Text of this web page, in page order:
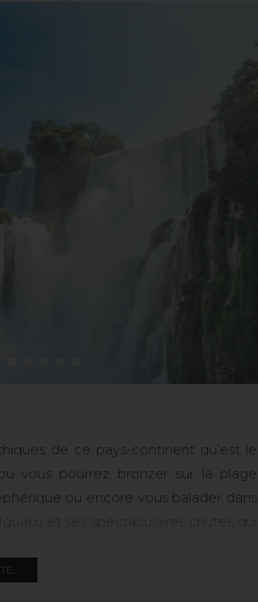
de ce pays-continent qu’est le
vous pourrez bronzer sur la plage
ou encore vous balader dans
et ses spectaculaires chutes qui
de la faune et de la flore de la